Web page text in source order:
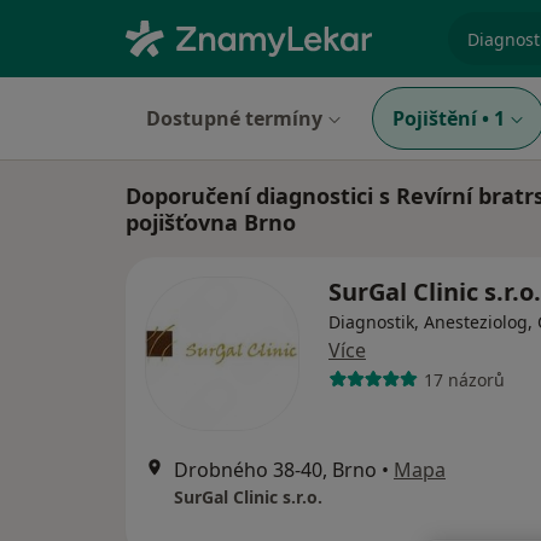
Dostupné termíny Pojištění • 1
Doporučení diagnostici s Revírní
pojišťovna Brno
SurGal Clinic s.r.o.
Diagnostik, Anesteziolog,
Více
17 názorů
Drobného 38-40, Brno • Mapa
SurGal Clinic s.r.o.